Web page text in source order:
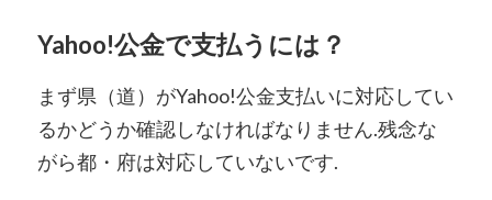
Yahoo!公金で支払うには？
まず県（道）がYahoo!公金支払いに対応してい
るかどうか確認しなければなりません.残念な
がら都・府は対応していないです.